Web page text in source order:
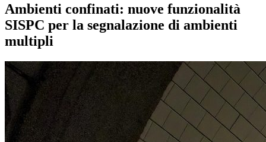
Ambienti confinati: nuove funzionalità
SISPC per la segnalazione di ambienti
multipli